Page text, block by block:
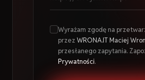
Wyrażam zgodę na
przez WRONA.IT Maciej
przesłanego zapytania.
Prywatności.